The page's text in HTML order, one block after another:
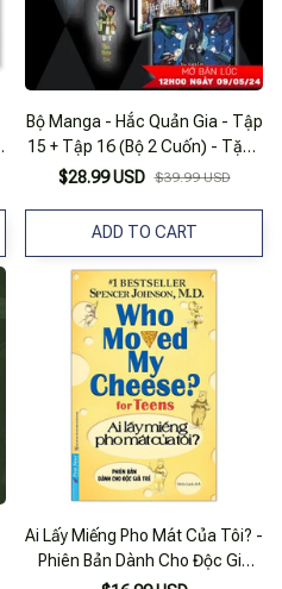
Bộ Manga - Hắc Quản Gia - Tập
15 + Tập 16 (Bộ 2 Cuốn) - Tặng
Kèm 2 Clear Bookmark + 1 Card
$28.99 USD $39.99 USD
ADD TO CART
Ai Lấy Miếng Pho Mát Của Tôi? -
Phiên Bản Dành Cho Độc Giả